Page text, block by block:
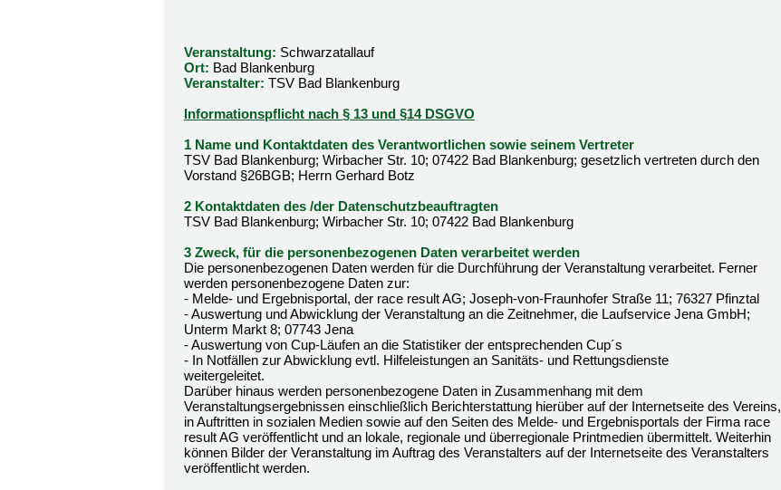
Veranstaltung: Schwarzatallauf
Ort: Bad Blankenburg
Veranstalter: TSV Bad Blankenburg
Informationspflicht nach § 13 und §14 DSGVO
1 Name und Kontaktdaten des Verantwortlichen sowie seinem Vertreter
TSV Bad Blankenburg; Wirbacher Str. 10; 07422 Bad Blankenburg; gesetzlich vertreten durch den
Vorstand §26BGB; Herrn Gerhard Botz
2 Kontaktdaten des /der Datenschutzbeauftragten
TSV Bad Blankenburg; Wirbacher Str. 10; 07422 Bad Blankenburg
3 Zweck, für die personenbezogenen Daten verarbeitet werden
Die personenbezogenen Daten werden für die Durchführung der Veranstaltung verarbeitet. Ferner
werden personenbezogene Daten zur:
- Melde- und Ergebnisportal, der race result AG; Joseph-von-Fraunhofer Straße 11; 76327 Pfinztal
- Auswertung und Abwicklung der Veranstaltung an die Zeitnehmer, die Laufservice Jena GmbH;
Unterm Markt 8; 07743 Jena
- Auswertung von Cup-Läufen an die Statistiker der entsprechenden Cup´s
- In Notfällen zur Abwicklung evtl. Hilfeleistungen an Sanitäts- und Rettungsdienste
weitergeleitet.
Darüber hinaus werden personenbezogene Daten in Zusammenhang mit dem
Veranstaltungsergebnissen einschließlich Berichterstattung hierüber auf der Internetseite des Vereins,
in Auftritten in sozialen Medien sowie auf den Seiten des Melde- und Ergebnisportals der Firma race
result AG veröffentlicht und an lokale, regionale und überregionale Printmedien übermittelt. Weiterhin
können Bilder der Veranstaltung im Auftrag des Veranstalters auf der Internetseite des Veranstalters
veröffentlicht werden.